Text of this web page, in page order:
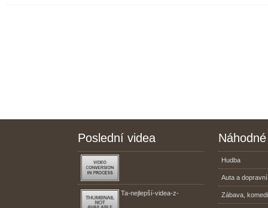
Poslední videa
Ta-nejlepší-videa-z-
Hudba
Auta a
Zábava,